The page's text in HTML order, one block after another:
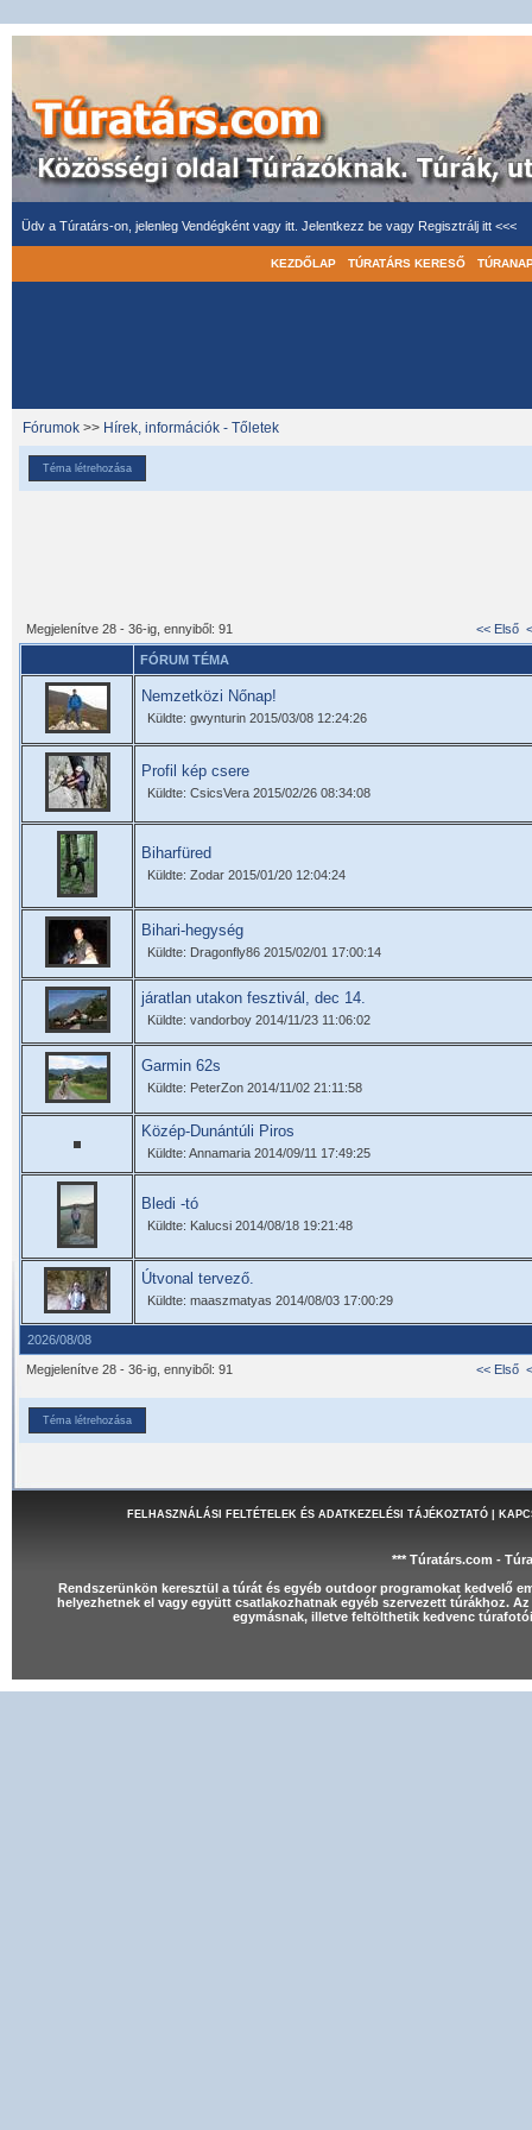
Üdv a Túratárs-on, jelenleg Vendégként vagy itt. Jelentkezz be vagy Regisztrálj itt <<<
KEZDŐLAP TÚRATÁRS KERESŐ
Fórumok >> Hírek, információk - Tőletek
Téma létrehozása
Megjelenítve 28 - 36-ig, ennyiből: 91 << Első
FÓRUM TÉMA
Nemzetközi Nőnap!
Küldte: gwynturin 2015/03/08 12:24:26
Profil kép csere
Küldte: CsicsVera 2015/02/26 08:34:08
Biharfüred
Küldte: Zodar 2015/01/20 12:04:24
Bihari-hegység
Küldte: Dragonfly86 2015/02/01 17:00:14
járatlan utakon fesztivál, dec 14.
Küldte: vandorboy 2014/11/23 11:06:02
Garmin 62s
Küldte: PeterZon 2014/11/02 21:11:58
Közép-Dunántúli Piros
Küldte: Annamaria 2014/09/11 17:49:25
Bledi -tó
Küldte: Kalucsi 2014/08/18 19:21:48
Útvonal tervező.
Küldte: maaszmatyas 2014/08/03 17:00:29
2026/08/08
Megjelenítve 28 - 36-ig, ennyiből: 91 << Első
Téma létrehozása
FELHASZNÁLÁSI FELTÉTELEK ÉS ADATKEZELÉSI TÁJÉKOZTATÓ|
*** Túratárs.com -
Rendszerünkön keresztül a túrát és egyéb outdoor programokat kedvelő
helyezhetnek el vagy együtt csatlakozhatnak egyéb szervezett túrákhoz.
egymásnak, illetve feltölthetik kedvenc